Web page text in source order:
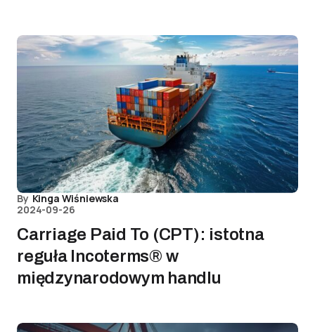
By Kinga Wiśniewska
2024-09-26
Carriage Paid To (CPT): istotna
reguła Incoterms® w
międzynarodowym handlu